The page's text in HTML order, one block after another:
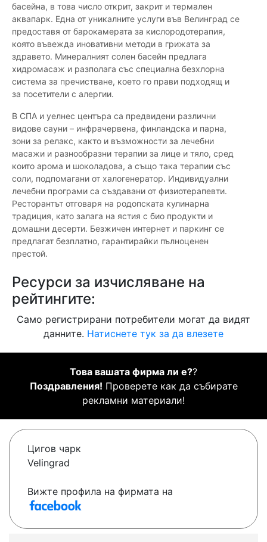
басейна, в това число открит, закрит и термален
аквапарк. Една от уникалните услуги във Велинград се
предоставя от барокамерата за кислородотерапия,
която въвежда иновативни методи в грижата за
здравето. Минералният солен басейн предлага
хидромасаж и разполага със специална безхлорна
система за пречистване, което го прави подходящ и
за посетители с алергии.
В СПА и уелнес центъра са предвидени различни
видове сауни – инфрачервена, финландска и парна,
зони за релакс, както и възможности за лечебни
масажи и разнообразни терапии за лице и тяло, сред
които арома и шоколадова, а също така терапии със
соли, подпомагани от халогенератор. Индивидуални
лечебни програми са създавани от физиотерапевти.
Ресторантът отговаря на родопската кулинарна
традиция, като залага на ястия с био продукти и
домашни десерти. Безжичен интернет и паркинг се
предлагат безплатно, гарантирайки пълноценен
престой.
Ресурси за изчисляване на
рейтингите:
Само регистрирани потребители могат да видят
данните. Натиснете тук за да влезете
Това вашата фирма ли е??
Поздравления! Проверете как да събирате
рекламни материали!
Цигов чарк
Velingrad
Вижте профила на фирмата на